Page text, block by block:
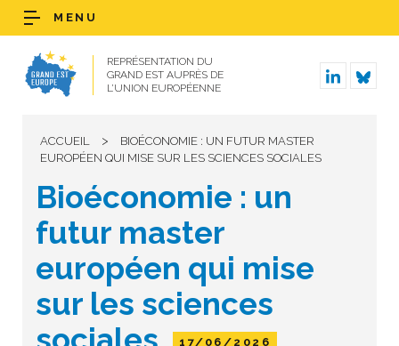
REPRÉSENTATION DU
GRAND EST AUPRÈS DE
L’UNION EUROPÉENNE
MENU
ACCUEIL >
BIOÉCONOMIE : UN FUTUR MASTER
EUROPÉEN QUI MISE SUR LES SCIENCES SOCIALES
Bioéconomie : un
futur master
européen qui mise
sur les sciences
17/06/2026